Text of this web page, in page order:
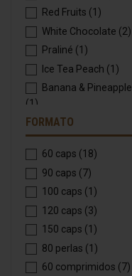
Red Fruits (1)
White Chocolate (2)
Praliné (1)
Ice Tea Peach (1)
Banana & Pineapple
(1)
Vanilla
FORMATO
60 caps (18)
90 caps (7)
100 caps (1)
120 caps (3)
150 caps (1)
80 perlas (1)
60 comprimidos (7)